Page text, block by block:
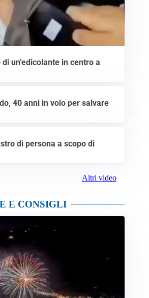
un’edicolante in centro a
40 anni in volo per salvare
di persona a scopo di
Altri video
E CONSIGLI